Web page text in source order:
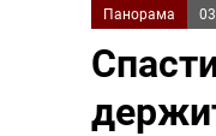
Панорама